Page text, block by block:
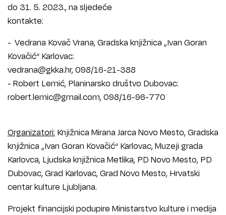
do 31. 5. 2023., na sljedeće
kontakte:
- Vedrana Kovač Vrana, Gradska knjižnica „Ivan Goran
Kovačić“ Karlovac:
vedrana@gkka.hr, 098/16-21-388
- Robert Lemić, Planinarsko društvo Dubovac:
robert.lemic@gmail.com, 098/16-96-770
Organizatori: Knjižnica Mirana Jarca Novo Mesto, Gradska
knjižnica „Ivan Goran Kovačić“ Karlovac, Muzeji grada
Karlovca, Ljudska knjižnica Metlika, PD Novo Mesto, PD
Dubovac, Grad Karlovac, Grad Novo Mesto, Hrvatski
centar kulture Ljubljana.
Projekt financijski podupire Ministarstvo kulture i medija